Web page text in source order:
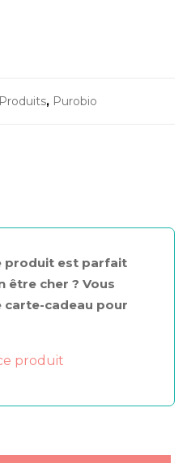
, Purobio
produit est parfait
être cher ? Vous
carte-cadeau pour
produit